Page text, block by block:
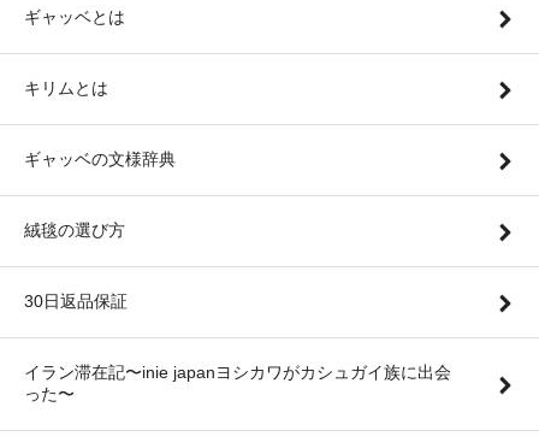
ギャッベとは
キリムとは
ギャッベの文様辞典
絨毯の選び方
30日返品保証
イラン滞在記〜inie japanヨシカワがカシュガイ族に出会
った〜